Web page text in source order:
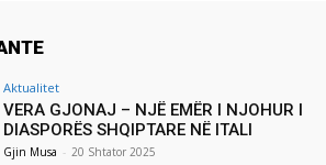
Aktualitet
VERA GJONAJ – NJË EMËR I NJOHUR I
DIASPORËS SHQIPTARE NË ITALI
Gjin Musa - 20 Shtator 2025